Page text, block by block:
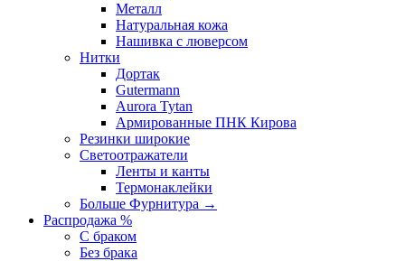
Металл
Натуральная кожа
Нашивка с люверсом
Нитки
Дортак
Gutermann
Aurora Tytan
Армированные ПНК Кирова
Резинки широкие
Светоотражатели
Ленты и канты
Термонаклейки
Больше Фурнитура →
Распродажа %
С браком
Без брака